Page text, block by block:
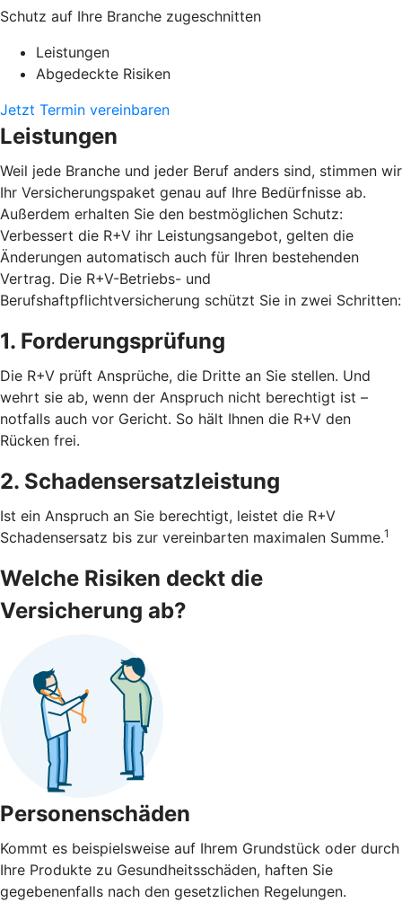
Schutz auf Ihre Branche zugeschnitten
Leistungen
Abgedeckte Risiken
Jetzt Termin vereinbaren
Leistungen
Weil jede Branche und jeder Beruf anders sind, stimmen wir
Ihr Versicherungspaket genau auf Ihre Bedürfnisse ab.
Außerdem erhalten Sie den bestmöglichen Schutz:
Verbessert die R+V ihr Leistungsangebot, gelten die
Änderungen automatisch auch für Ihren bestehenden
Vertrag. Die R+V-Betriebs- und
Berufshaftpflichtversicherung schützt Sie in zwei Schritten:
1. Forderungsprüfung
Die R+V prüft Ansprüche, die Dritte an Sie stellen. Und
wehrt sie ab, wenn der Anspruch nicht berechtigt ist –
notfalls auch vor Gericht. So hält Ihnen die R+V den
Rücken frei.
2. Schadensersatzleistung
Ist ein Anspruch an Sie berechtigt, leistet die R+V
Schadensersatz bis zur vereinbarten maximalen Summe.1
Welche Risiken deckt die
Versicherung ab?
Personenschäden
Kommt es beispielsweise auf Ihrem Grundstück oder durch
Ihre Produkte zu Gesundheitsschäden, haften Sie
gegebenenfalls nach den gesetzlichen Regelungen.